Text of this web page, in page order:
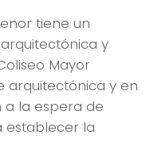
tiene un
y
Mayor
arquitectónica y en
a la espera de
establecer la